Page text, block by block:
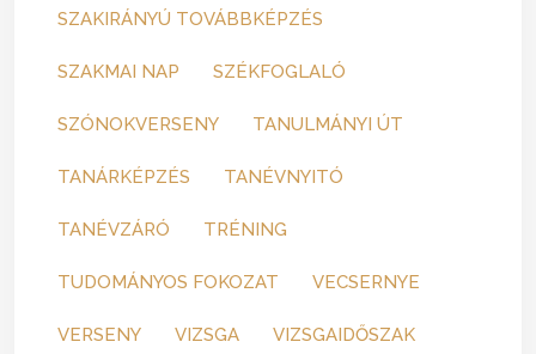
SZAKIRÁNYÚ TOVÁBBKÉPZÉS
SZAKMAI NAP SZÉKFOGLALÓ
SZÓNOKVERSENY TANULMÁNYI ÚT
TANÁRKÉPZÉS TANÉVNYITÓ
TANÉVZÁRÓ TRÉNING
TUDOMÁNYOS FOKOZAT VECSERNYE
VERSENY VIZSGA VIZSGAIDŐSZAK